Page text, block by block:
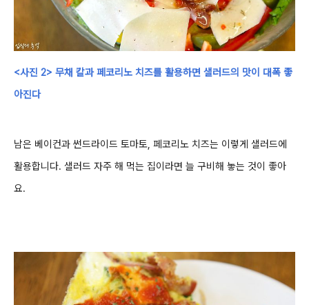
<사진 2> 무채 칼과 페코리노 치즈를 활용하면 샐러드의 맛이 대폭 좋
아진다
남은 베이컨과 썬드라이드 토마토, 페코리노 치즈는 이렇게 샐러드에
활용합니다. 샐러드 자주 해 먹는 집이라면 늘 구비해 놓는 것이 좋아
요.